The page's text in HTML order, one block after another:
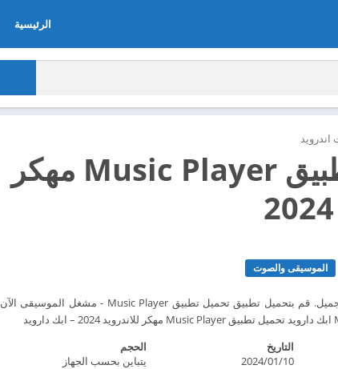
الرئيسية
تحميل تطبيق Music Player مهكر
الموسيقى والصوت
مشغل موسيقى بتصميم جميل. قم بتحميل تطبيق تحميل تطبيق Music Player - مشغل الموسيقى الآن
التاريخ
2024/01/10
الحجم
يتباين بحسب الجهاز